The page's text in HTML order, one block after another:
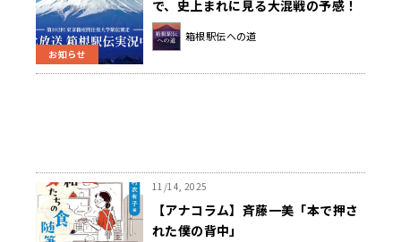
お知らせ
で、史上まれに見る大混戦の予感！
『文化放送新春スポーツスペシャル
第102回東京箱根間往復大学駅伝競
箱根駅伝への道
11/14, 2025
【アナコラム】斉藤一美「本で押さ
れた僕の背中」